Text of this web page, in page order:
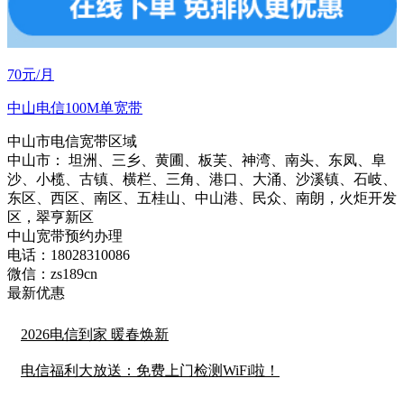
70元/月
中山电信100M单宽带
中山市电信宽带区域
中山市： 坦洲、三乡、黄圃、板芙、神湾、南头、东凤、阜
沙、小榄、古镇、横栏、三角、港口、大涌、沙溪镇、石岐、
东区、西区、南区、五桂山、中山港、民众、南朗，火炬开发
区，翠亨新区
中山宽带预约办理
电话： 18028310086
微信： zs189cn
最新优惠
2026电信到家 暖春焕新
电信福利大放送：免费上门检测WiFi啦！